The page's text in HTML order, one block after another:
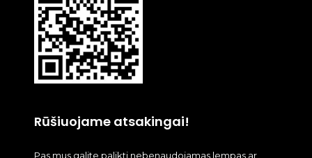
Rūšiuojame atsakingai!
Pas mus galite palikti nebenaudojamas lempas ar